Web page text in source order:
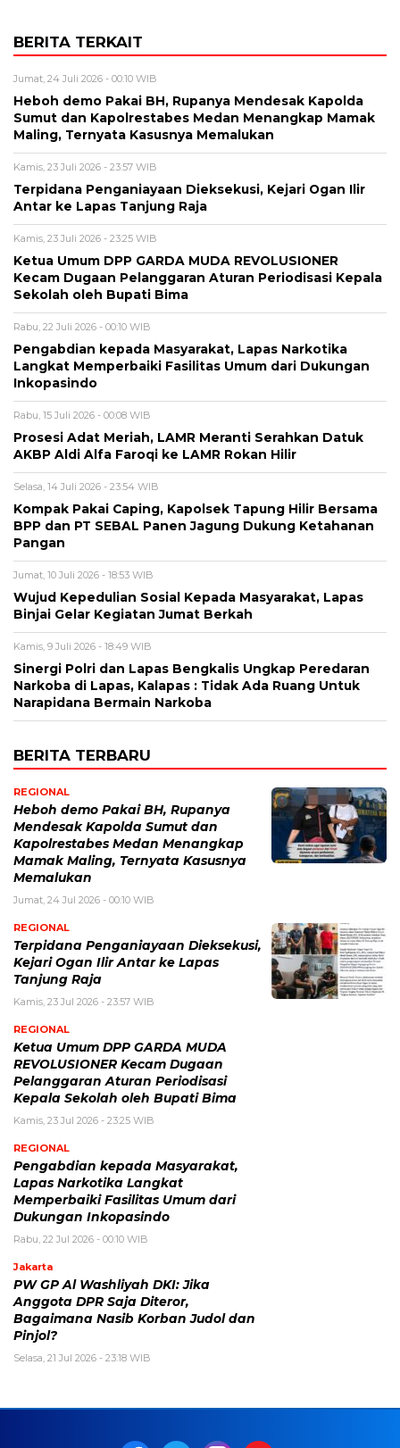
BERITA TERKAIT
Jumat, 24 Juli 2026 - 00:10 WIB
Heboh demo Pakai BH, Rupanya Mendesak Kapolda
Sumut dan Kapolrestabes Medan Menangkap Mamak
Maling, Ternyata Kasusnya Memalukan
Kamis, 23 Juli 2026 - 23:57 WIB
Terpidana Penganiayaan Dieksekusi, Kejari Ogan Ilir
Antar ke Lapas Tanjung Raja
Kamis, 23 Juli 2026 - 23:25 WIB
Ketua Umum DPP GARDA MUDA REVOLUSIONER
Kecam Dugaan Pelanggaran Aturan Periodisasi Kepala
Sekolah oleh Bupati Bima
Rabu, 22 Juli 2026 - 00:10 WIB
Pengabdian kepada Masyarakat, Lapas Narkotika
Langkat Memperbaiki Fasilitas Umum dari Dukungan
Inkopasindo
Rabu, 15 Juli 2026 - 00:08 WIB
Prosesi Adat Meriah, LAMR Meranti Serahkan Datuk
AKBP Aldi Alfa Faroqi ke LAMR Rokan Hilir
Selasa, 14 Juli 2026 - 23:54 WIB
Kompak Pakai Caping, Kapolsek Tapung Hilir Bersama
BPP dan PT SEBAL Panen Jagung Dukung Ketahanan
Pangan
Jumat, 10 Juli 2026 - 18:53 WIB
Wujud Kepedulian Sosial Kepada Masyarakat, Lapas
Binjai Gelar Kegiatan Jumat Berkah
Kamis, 9 Juli 2026 - 18:49 WIB
Sinergi Polri dan Lapas Bengkalis Ungkap Peredaran
Narkoba di Lapas, Kalapas : Tidak Ada Ruang Untuk
Narapidana Bermain Narkoba
BERITA TERBARU
REGIONAL
Heboh demo Pakai BH, Rupanya
Mendesak Kapolda Sumut dan
Kapolrestabes Medan Menangkap
Mamak Maling, Ternyata Kasusnya
Memalukan
Jumat, 24 Jul 2026 - 00:10 WIB
REGIONAL
Terpidana Penganiayaan Dieksekusi,
Kejari Ogan Ilir Antar ke Lapas
Tanjung Raja
Kamis, 23 Jul 2026 - 23:57 WIB
REGIONAL
Ketua Umum DPP GARDA MUDA
REVOLUSIONER Kecam Dugaan
Pelanggaran Aturan Periodisasi
Kepala Sekolah oleh Bupati Bima
Kamis, 23 Jul 2026 - 23:25 WIB
REGIONAL
Pengabdian kepada Masyarakat,
Lapas Narkotika Langkat
Memperbaiki Fasilitas Umum dari
Dukungan Inkopasindo
Rabu, 22 Jul 2026 - 00:10 WIB
Jakarta
PW GP Al Washliyah DKI: Jika
Anggota DPR Saja Diteror,
Bagaimana Nasib Korban Judol dan
Pinjol?
Selasa, 21 Jul 2026 - 23:18 WIB